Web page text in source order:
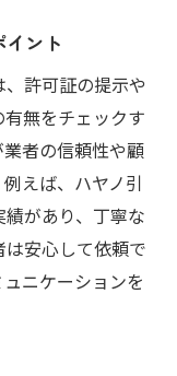
ント
許可証の提示や
無をチェックす
者の信頼性や顧
えば、ハヤノ引
があり、丁寧な
安心して依頼で
ニケーションを